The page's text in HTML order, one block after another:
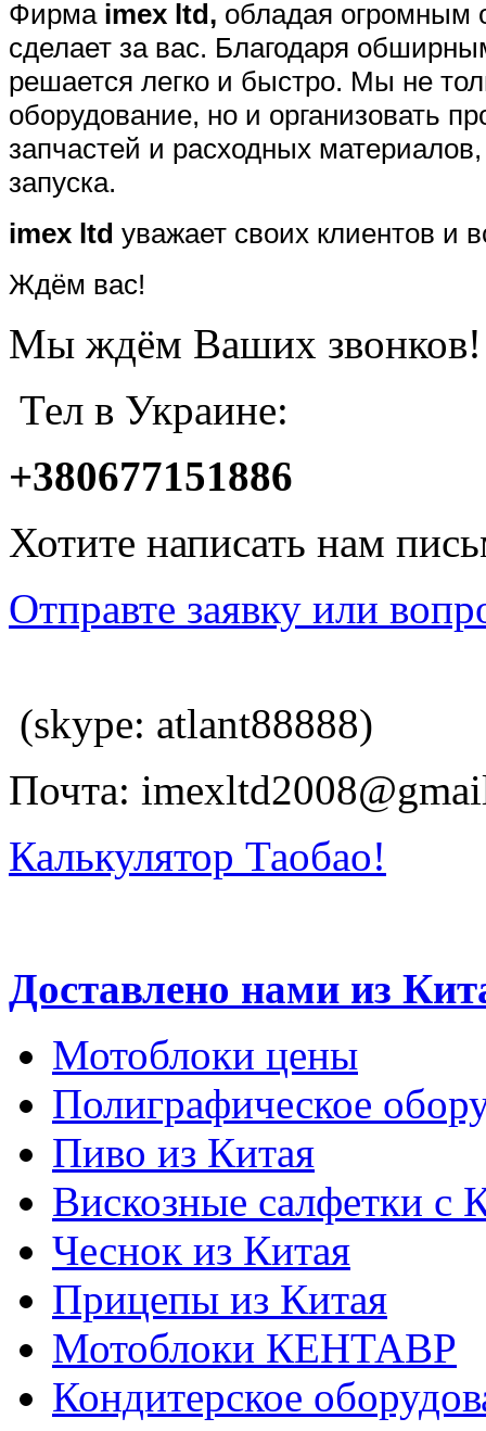
Фирма imex ltd, обладая огромным
сделает за вас. Благодаря
решается легко и быстро. Мы не
оборудование, но и организовать
запчастей и расходных
запуска.
imex ltd уважает своих клиентов и
Ждём вас!
Мы ждём Ваших звонков!
Тел в Украине:
+380677151886
Хотите написать нам
Отправте заявку или
(skype: atlant88888)
Почта:
Калькулятор Таобао!
Доставлено нами из
Мотоблоки цены
Полиграфическое
Пиво из Китая
Вискозные салфетки с
Чеснок из Китая
Прицепы из Китая
Мотоблоки КЕНТАВР
Кондитерское